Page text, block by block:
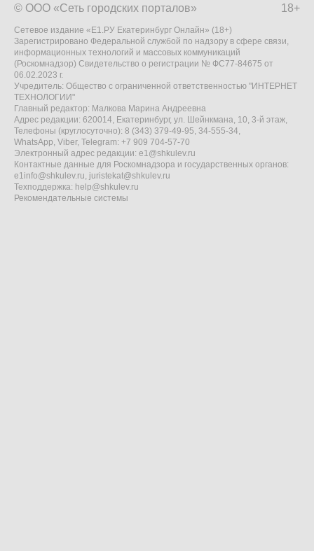
18+
© ООО «Сеть городских порталов»
Сетевое издание «Е1.РУ Екатеринбург Онлайн» (18+)
Зарегистрировано Федеральной службой по надзору в сфере связи,
информационных технологий и массовых коммуникаций
(Роскомнадзор) Свидетельство о регистрации № ФС77-84675 от
06.02.2023 г.
Учредитель: Общество с ограниченной ответственностью "ИНТЕРНЕТ
ТЕХНОЛОГИИ"
Главный редактор: Малкова Марина Андреевна
Адрес редакции: 620014, Екатеринбург, ул. Шейнкмана, 10, 3-й этаж,
Телефоны (круглосуточно): 8 (343) 379-49-95, 34-555-34,
WhatsApp, Viber, Telegram: +7 909 704-57-70
Электронный адрес редакции: e1@shkulev.ru
Контактные данные для Роскомнадзора и государственных органов:
e1info@shkulev.ru, juristekat@shkulev.ru
Техподдержка: help@shkulev.ru
Рекомендательные системы